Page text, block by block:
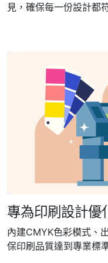
見，確保每一份設計都
專為印刷設計優
內建CMYK色彩模式、
保印刷品質達到專業標